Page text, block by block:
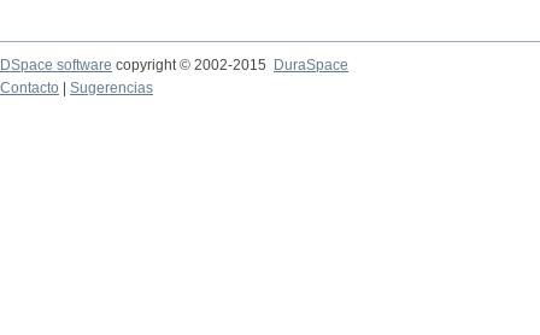
DSpace software copyright © 2002-2015
DuraSpace
Contacto
Sugerencias